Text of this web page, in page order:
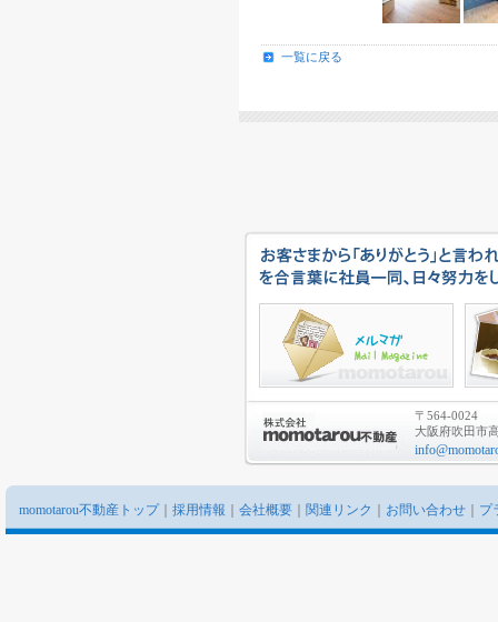
一覧に戻る
〒564-0024
大阪府吹田市
momotarou不動産トップ｜ 採用情報 会社概要 関連リンク お問い合わせ プ